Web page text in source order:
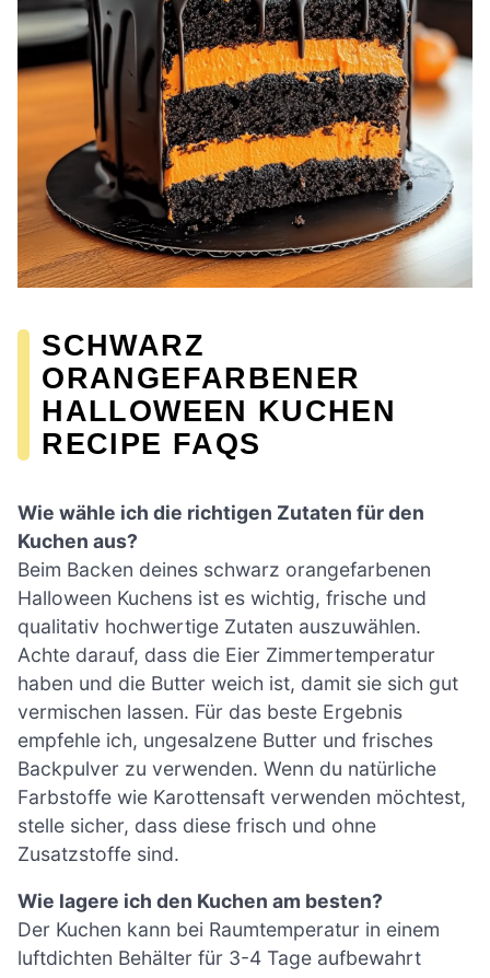
SCHWARZ
ORANGEFARBENER
HALLOWEEN KUCHEN
RECIPE FAQS
Wie wähle ich die richtigen Zutaten für den
Kuchen aus?
Beim Backen deines schwarz orangefarbenen
Halloween Kuchens ist es wichtig, frische und
qualitativ hochwertige Zutaten auszuwählen.
Achte darauf, dass die Eier Zimmertemperatur
haben und die Butter weich ist, damit sie sich gut
vermischen lassen. Für das beste Ergebnis
empfehle ich, ungesalzene Butter und frisches
Backpulver zu verwenden. Wenn du natürliche
Farbstoffe wie Karottensaft verwenden möchtest,
stelle sicher, dass diese frisch und ohne
Zusatzstoffe sind.
Wie lagere ich den Kuchen am besten?
Der Kuchen kann bei Raumtemperatur in einem
luftdichten Behälter für 3-4 Tage aufbewahrt